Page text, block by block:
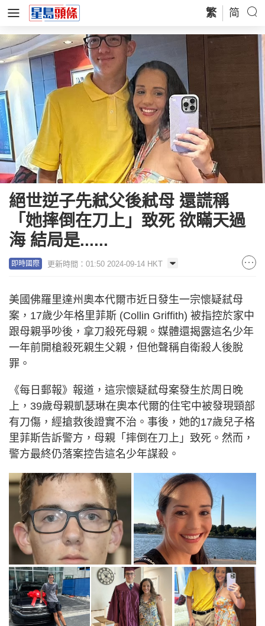
繁 简
絕世逆子先弒父後弒母 還謊稱
「她摔倒在刀上」致死 欲瞞天過
海 結局是......
即時國際 更新時間：01:50 2024-09-14 HKT
美國佛羅里達州奧本代爾市近日發生一宗懷疑弒母
案，17歲少年格里菲斯 (Collin Griffith) 被指控於家中
跟母親爭吵後，拿刀殺死母親。媒體還揭露這名少年
一年前開槍殺死親生父親，但他聲稱自衛殺人後脫
罪。
《每日郵報》報道，這宗懷疑弒母案發生於周日晚
上，39歲母親凱瑟琳在奧本代爾的住宅中被發現頸部
有刀傷，經搶救後證實不治。事後，她的17歲兒子格
里菲斯告訴警方，母親「摔倒在刀上」致死。然而，
警方最終仍落案控告這名少年謀殺。